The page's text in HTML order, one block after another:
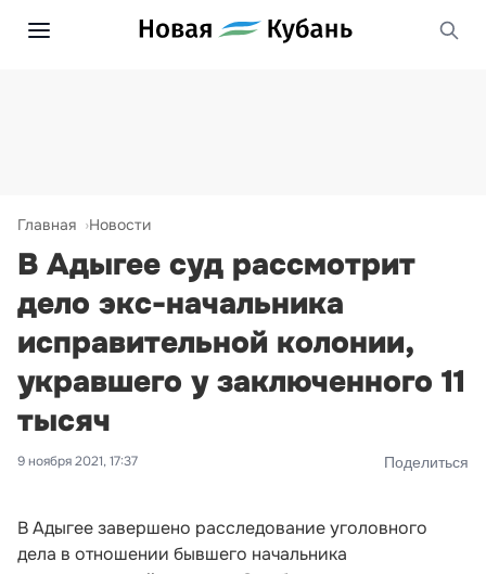
Главная Новости
В Адыгее суд рассмотрит
дело экс-начальника
исправительной колонии,
укравшего у заключенного 11
тысяч
9 ноября 2021, 17:37 Поделиться
В Адыгее завершено расследование уголовного
дела в отношении бывшего начальника